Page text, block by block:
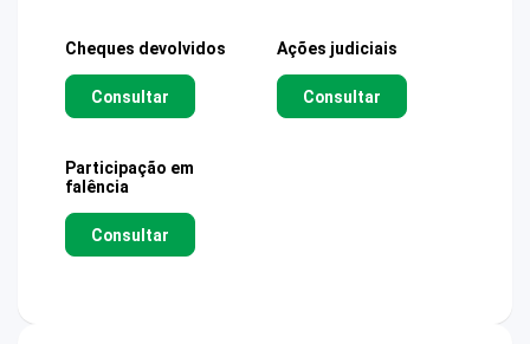
Cheques devolvidos
Consultar
Ações judiciais
Consultar
Participação em
falência
Consultar